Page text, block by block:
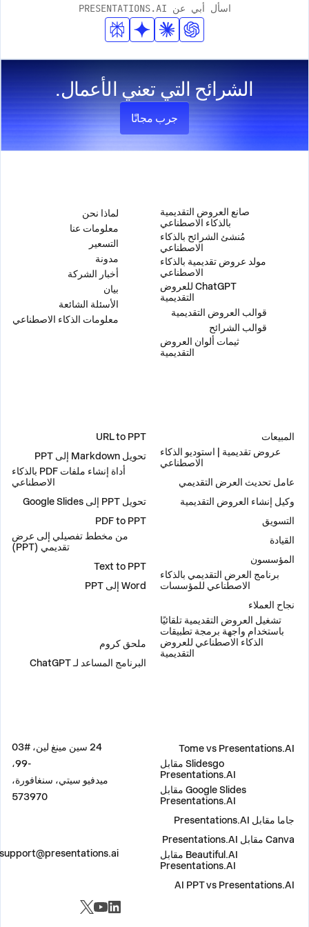
جميع أنحاء العرض التقديمي مع الحفاظ على معايير التصميم
اسأل أبي عن PRESENTATIONS.AI
الشرائح التي تعني الأعمال.
جرب مجانًا
صانع العروض التقديمية
بالذكاء الاصطناعي
مُنشئ الشرائح بالذكاء
الاصطناعي
مولد عروض تقديمية بالذكاء
الاصطناعي
ChatGPT للعروض
التقديمية
قوالب العروض التقديمية
قوالب الشرائح
ثيمات ألوان العروض
التقديمية
لماذا نحن
معلومات عنا
التسعير
مدونة
أخبار الشركة
بيان
الأسئلة الشائعة
معلومات الذكاء الاصطناعي
المبيعات
عروض تقديمية | استوديو الذكاء
الاصطناعي
عامل تحديث العرض التقديمي
وكيل إنشاء العروض التقديمية
التسويق
القيادة
المؤسسون
برنامج العرض التقديمي بالذكاء
الاصطناعي للمؤسسات
نجاح العملاء
تشغيل العروض التقديمية تلقائيًا
باستخدام واجهة برمجة تطبيقات
الذكاء الاصطناعي للعروض
التقديمية
URL to PPT
تحويل Markdown إلى PPT
أداة إنشاء ملفات PDF بالذكاء
الاصطناعي
تحويل PPT إلى Google Slides
PDF to PPT
من مخطط تفصيلي إلى عرض
تقديمي (PPT)
Text to PPT
Word إلى PPT
ملحق كروم
البرنامج المساعد لـ ChatGPT
Tome vs Presentations.AI
Slidesgo مقابل
Presentations.AI
Google Slides مقابل
Presentations.AI
جاما مقابل Presentations.AI
Canva مقابل Presentations.AI
Beautiful.AI مقابل
Presentations.AI
AI PPT vs Presentations.AI
24 سين مينغ لين، #03
-99،
ميدفيو سيتي، سنغافورة،
573970
support@presentations.ai